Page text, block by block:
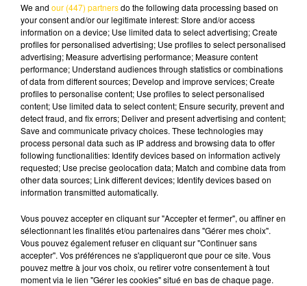
Lecture (4 min 53 sec)
16 mai 2026 - 4 min 53 sec
L'INFO DU TARN DU 16/05/26 À 07H00
L'info du Tarn
AVEYRON NORD
We and our (447) partnersdo the following data processing based on
your consent and/or our legitimate interest: Store and/or access
information on a device; Use limited data to select advertising; Create
profiles for personalised advertising; Use profiles to select personalised
advertising; Measure advertising performance; Measure content
performance; Understand audiences through statistics or combinations
of data from different sources; Develop and improve services; Create
profiles to personalise content; Use profiles to select personalised
content; Use limited data to select content; Ensure security, prevent and
detect fraud, and fix errors; Deliver and present advertising and content;
Save and communicate privacy choices. These technologies may
process personal data such as IP address and browsing data to offer
following functionalities: Identify devices based on information actively
requested; Use precise geolocation data; Match and combine data from
other data sources; Link different devices; Identify devices based on
information transmitted automatically.
Vous pouvez accepter en cliquant sur "Accepter et fermer", ou affiner en
sélectionnant les finalités et/ou partenaires dans "Gérer mes choix".
Vous pouvez également refuser en cliquant sur "Continuer sans
accepter". Vos préférences ne s'appliqueront que pour ce site. Vous
pouvez mettre à jour vos choix, ou retirer votre consentement à tout
moment via le lien "Gérer les cookies" situé en bas de chaque page.